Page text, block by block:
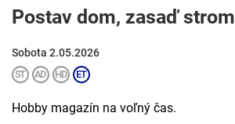
Postav dom, zasaď strom
Sobota 2.05.2026
Hobby magazín na voľný čas.